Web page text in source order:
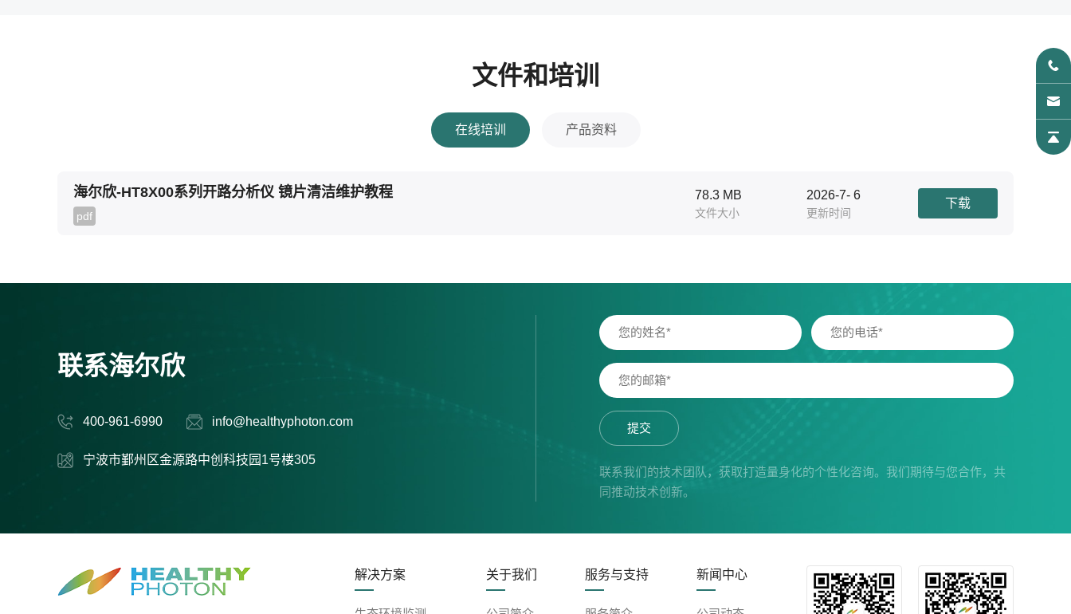
文件和培训
在线培训 产品资料
海尔欣-HT8X00系列开路分析仪 镜片清洁维护教程
pdf
78.3 MB
文件大小
2026-7- 6
更新时间
下载
联系海尔欣
400-961-6990 info@healthyphoton.com
宁波市鄞州区金源路中创科技园1号楼305
提交
联系我们的技术团队，获取打造量身化的个性化咨询。我们期待与您合作，共
同推动技术创新。
解决方案 关于我们 服务与支持 新闻中心